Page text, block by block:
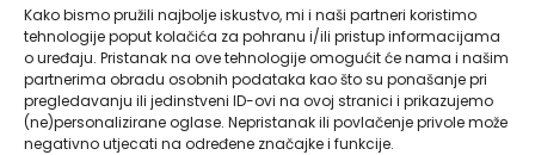
Kako bismo pružili najbolje iskustvo, mi i naši partneri koristimo
tehnologije poput kolačića za pohranu i/ili pristup informacijama
o uređaju. Pristanak na ove tehnologije omogućit će nama i našim
partnerima obradu osobnih podataka kao što su ponašanje pri
pregledavanju ili jedinstveni ID-ovi na ovoj stranici i prikazujemo
(ne)personalizirane oglase. Nepristanak ili povlačenje privole može
negativno utjecati na određene značajke i funkcije.
strana povezane poveznicama na našoj web stranici. Ne
možemo jamčiti da ove treće strane postupaju s vašim
osobnim podacima na pouzdan ili siguran način.
Preporučujemo da prije korištenja ovih web stranica
pročitate izjave o privatnosti ovih web stranica.